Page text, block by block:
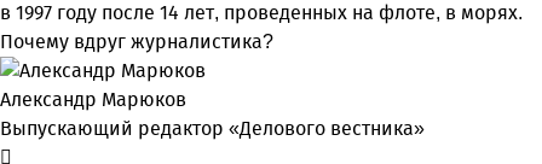
в 1997 году после 14 лет, проведенных на флоте, в морях.
Почему вдруг журналистика?
Александр Марюков
Выпускающий редактор «Делового вестника»